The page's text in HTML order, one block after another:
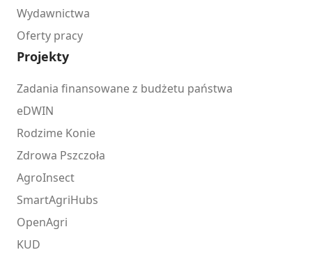
Wydawnictwa
Oferty pracy
Projekty
Zadania finansowane z budżetu państwa
eDWIN
Rodzime Konie
Zdrowa Pszczoła
AgroInsect
SmartAgriHubs
OpenAgri
KUD